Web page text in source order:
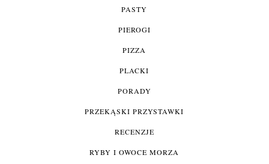
PASTY
PIEROGI
PIZZA
PLACKI
PORADY
PRZEKĄSKI PRZYSTAWKI
RECENZJE
RYBY I OWOCE MORZA